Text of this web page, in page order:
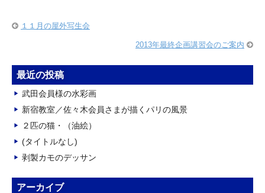
１１月の屋外写生会
2013年最終企画講習会のご案内
最近の投稿
武田会員様の水彩画
新宿教室／佐々木会員さまが描くパリの風景
２匹の猫・（油絵）
(タイトルなし)
剥製カモのデッサン
アーカイブ